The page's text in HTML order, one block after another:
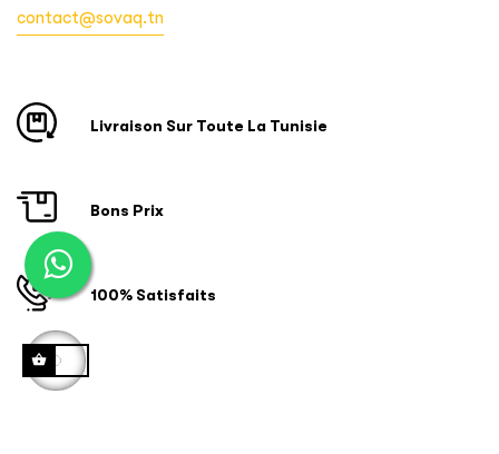
contact@sovaq.tn
Livraison Sur Toute La Tunisie
Bons Prix
100% Satisfaits